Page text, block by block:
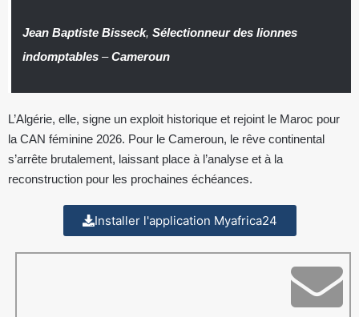
Jean Baptiste Bisseck, Sélectionneur des lionnes
indomptables–Cameroun
L’Algérie, elle, signe un exploit historique et rejoint le Maroc pour
la CAN féminine 2026. Pour le Cameroun, le rêve continental
s’arrête brutalement, laissant place à l’analyse et à la
reconstruction pour les prochaines échéances.
Installer l'application Myafrica24